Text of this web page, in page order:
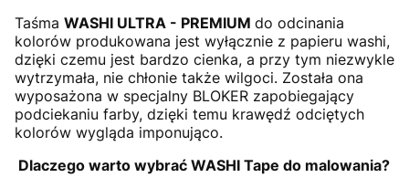
Taśma WASHI ULTRA - PREMIUM do odcinania
kolorów produkowana jest wyłącznie z papieru washi,
dzięki czemu jest bardzo cienka, a przy tym niezwykle
wytrzymała, nie chłonie także wilgoci. Została ona
wyposażona w specjalny BLOKER zapobiegający
podciekaniu farby, dzięki temu krawędź odciętych
kolorów wygląda imponująco.
Dlaczego warto wybrać WASHI Tape do malowania?